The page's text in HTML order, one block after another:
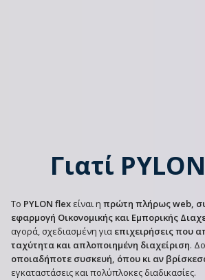
Γιατί
Το PYLON flex είναι η πρώτη πλήρως web,
εφαρμογή Οικονομικής και Εμπορικής
αγορά, σχεδιασμένη για επιχειρήσεις που
ταχύτητα και απλοποιημένη διαχείριση.
οποιαδήποτε συσκευή, όπου κι αν
εγκαταστάσεις και πολύπλοκες διαδικασίες.